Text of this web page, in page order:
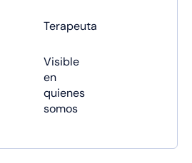
Terapeuta
Visible
en
quienes
somos